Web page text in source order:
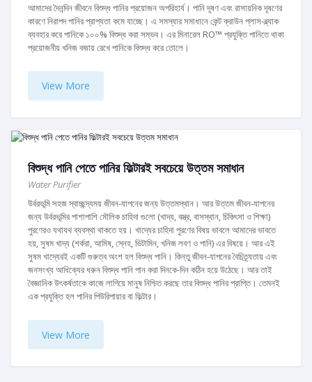
আমাদের দৈনন্দিন জীবনে বিশুদ্ধ পানির প্রয়োজন অপরিহার্য। পানি দূষণ এবং রাসায়নিক দূষণের
কারণে নিরাপদ পানির প্রাপ্যতা কমে যাচ্ছে। এ সমস্যার সমাধানে কেন্ট ক্রাউন প্লাস-ব্ল্যাক
ব্যবহার করে পানিকে ১০০% বিশুদ্ধ করা সম্ভব। এর মিনারেল RO™ প্রযুক্তি পানিতে থাকা
প্রয়োজনীয় খনিজ বজায় রেখে পানিকে বিশুদ্ধ করে তোলে।
View More
বিশুদ্ধ পানি পেতে পানির ফিল্টারই সবচেয়ে উত্তম সমাধান
Water Purifier
উর্বরভূমি সহজ স্বাচ্ছন্দ্যময় জীবন-যাপনের জন্য উত্তমস্থান। আর উত্তম জীবন-যাপনের
জন্য উর্বরভূমির পাশাপাশি মৌলিক চাহিদা গুলো (খাদ্য, বস্ত্র, বাসস্থান, চিকিৎসা ও শিক্ষা)
পুরণেরও যথাযথ ব্যবস্থা থাকতে হয়। খাদ্যের চাহিদা পুরণের বিষয় ভাবলে আমাদের ভাবতে
হয়, সুষম খাদ্য (শর্করা, আমিষ, স্নেহ, ভিটামিন, খনিজ লবণ ও পানি) এর বিষয়ে। আর এই
সুষম খাদ্যেরই একটি গুরুত্ব অংশ হল বিশুদ্ধ পানি। কিন্তু জীবন-যাপনের বৈচিত্র্যতায় এবং
জনসংখ্য আধিক্যের ধরুন বিশুদ্ধ পানি পান করা দিনকে-দিন কঠিন হয়ে উঠেছে। আর তাই
বৈজ্ঞানিক উৎকর্ষতাকে কাজে লাগিয়ে মানুষ নিশ্চিত করছে তার বিশুদ্ধ পানির প্রাপ্তি। তেমনই
এক প্রযুক্তি হল পানির পিউরিপায়ার বা ফিল্টার।
View More